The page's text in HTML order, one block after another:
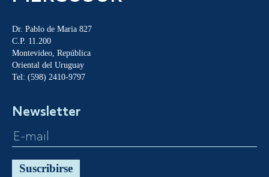
Dr. Pablo de Maria 827
C.P. 11.200
Montevideo, República
Oriental del Uruguay
Tel: (598) 2410-9797
Newsletter
Suscribirse